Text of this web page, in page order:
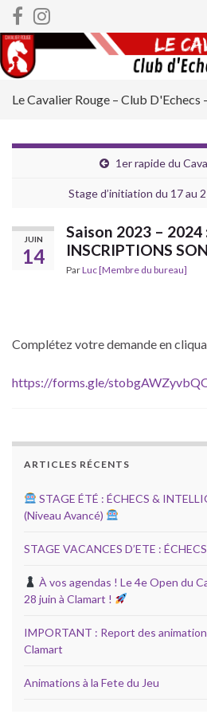
Search for:
Le Cavalier Rouge – Club
1er rapide du
Stage d’initiation du 17 au
JUIN
14
Saison 2023 – 2024
INSCRIPTIONS
ParLuc [Membre du bureau]
Complétez votre demande en
https://forms.gle/
ARTICLES RÉCENTS
STAGE ÉTÉ : ÉCHECS &
(Niveau Avancé)
STAGE VACANCES D’ETE :
À vos agendas ! Le 4e Open du
28 juin à Clamart !
IMPORTANT : Report des
Clamart
Animations à la Fete du Jeu